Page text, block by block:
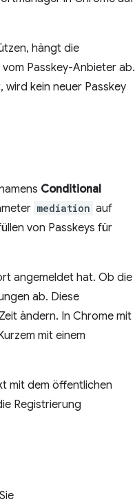
hängt die
Passkey-Anbieter ab.
kein neuer Passkey
Conditional
mediation auf
von Passkeys für
angemeldet hat. Ob die
ab. Diese
ändern. In Chrome mit
mit einem
mit dem öffentlichen
Registrierung